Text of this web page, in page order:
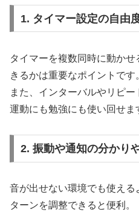
1. タイマー設定の自由
タイマーを複数同時に動か
きるかは重要なポイントです
また、インターバルやリピー
運動にも勉強にも使い回せま
2. 振動や通知の分かり
音が出せない環境でも使え
ターンを調整できると便利。